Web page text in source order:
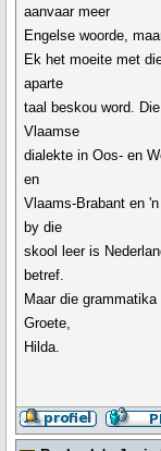
aanvaar meer
Engelse woorde,
Ek het moeite met
aparte
taal beskou word.
Vlaamse
dialekte in Oos- en
en
Vlaams-Brabant en
by die
skool leer is
betref.
Maar die
Groete,
Hilda.